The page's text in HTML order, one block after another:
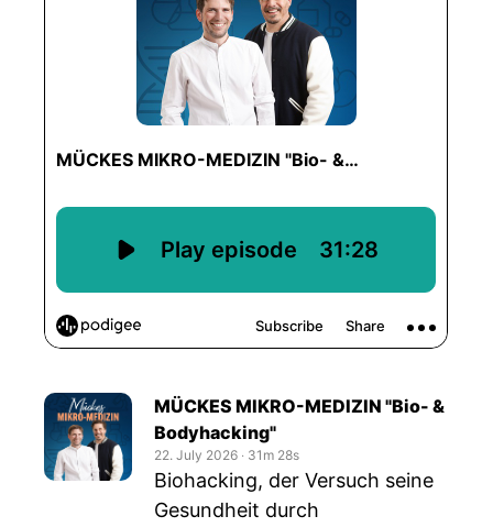
MÜCKES MIKRO-MEDIZIN "Bio- &
Bodyhacking"
22. July 2026 ‧ 31m 28s
Biohacking, der Versuch seine
Gesundheit durch